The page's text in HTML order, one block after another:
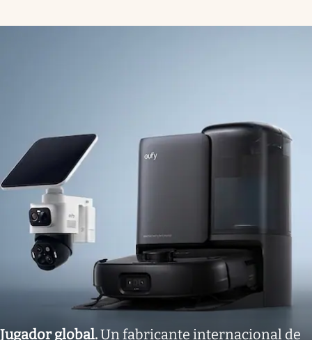
Jugador global.Un fabricante internacional de